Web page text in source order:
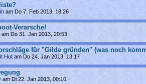
am Do 7. Feb 2013, 18:26
Verarsche!
am Do 31. Jan 2013, 20:53
für "Gilde gründen" (was noch
Hut am Do 24. Jan 2013, 13:17
am Di 22. Jan 2013, 00:10